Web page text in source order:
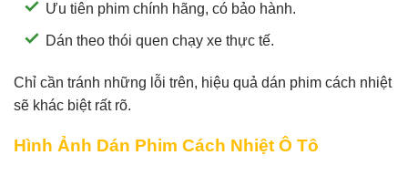
Ưu tiên phim chính hãng, có bảo hành.
Dán theo thói quen chạy xe thực tế.
Chỉ cần tránh những lỗi trên, hiệu quả dán phim cách nhiệt
sẽ khác biệt rất rõ.
Hình Ảnh Dán Phim Cách Nhiệt Ô Tô